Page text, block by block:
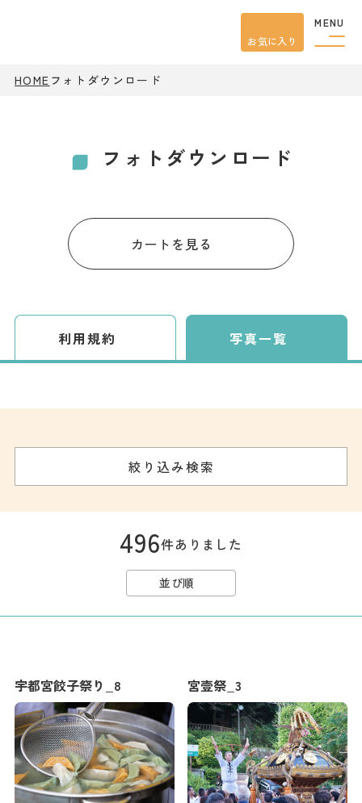
MENU
お気に入り
HOME フォトダウンロード
フォトダウンロード
カートを見る
利用規約 写真一覧
絞り込み検索
496件ありました
並び順
宇都宮餃子祭り_8 宮壹祭_3
観光スポット
はじめての宇都宮
宇都宮市民ライター
記事
子店
撮影支援・
フィルムコミ
ッション
パンフレット
ダウンロード
お問い合わせ